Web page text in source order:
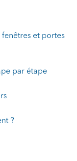
fenêtres et portes
par étape
?